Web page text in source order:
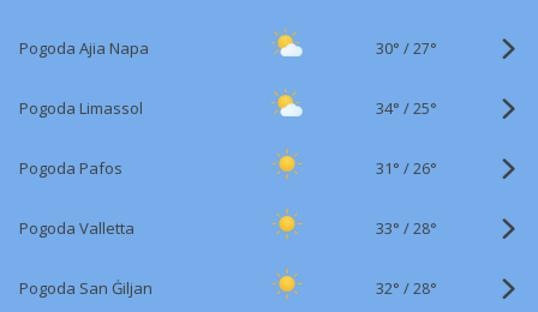
Pogoda Ajia Napa 30° /27°
Pogoda Limassol 34° /25°
Pogoda Pafos 31° /26°
Pogoda Valletta 33° /28°
Pogoda San Ġiljan 32° /28°